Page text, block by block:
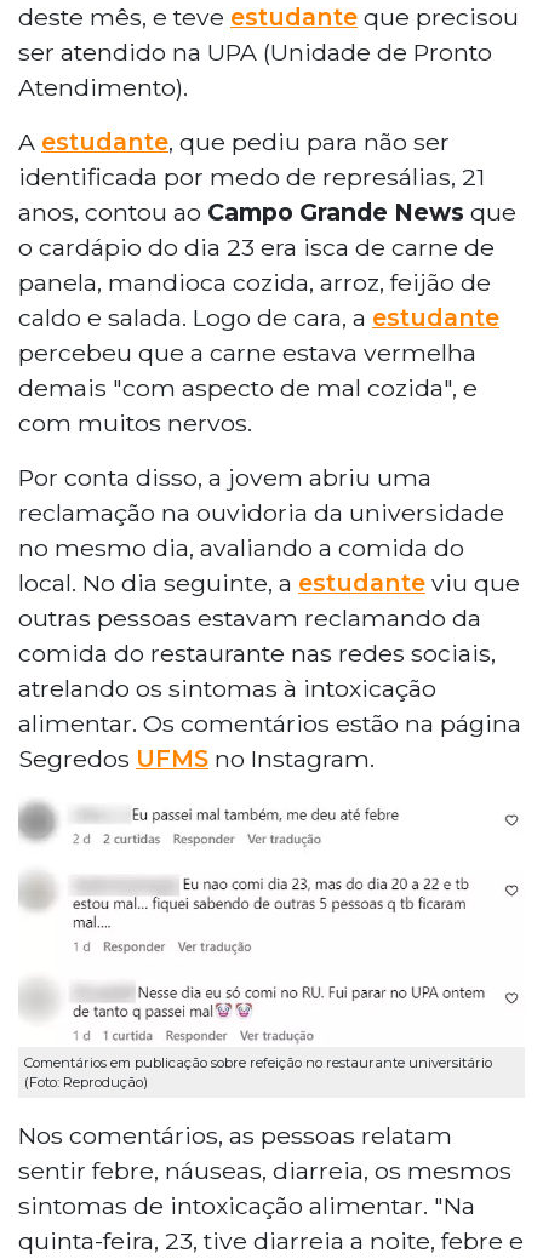
deste mês, e teve estudante que precisou
ser atendido na UPA (Unidade de Pronto
Atendimento).
A estudante, que pediu para não ser
identificada por medo de represálias, 21
anos, contou ao Campo Grande News que
o cardápio do dia 23 era isca de carne de
panela, mandioca cozida, arroz, feijão de
caldo e salada. Logo de cara, a estudante
percebeu que a carne estava vermelha
demais "com aspecto de mal cozida", e
com muitos nervos.
Por conta disso, a jovem abriu uma
reclamação na ouvidoria da universidade
no mesmo dia, avaliando a comida do
local. No dia seguinte, a estudante viu que
outras pessoas estavam reclamando da
comida do restaurante nas redes sociais,
atrelando os sintomas à intoxicação
alimentar. Os comentários estão na página
Segredos UFMS no Instagram.
Comentários em publicação sobre refeição no restaurante universitário
(Foto: Reprodução)
Nos comentários, as pessoas relatam
sentir febre, náuseas, diarreia, os mesmos
sintomas de intoxicação alimentar. "Na
quinta-feira, 23, tive diarreia a noite, febre e